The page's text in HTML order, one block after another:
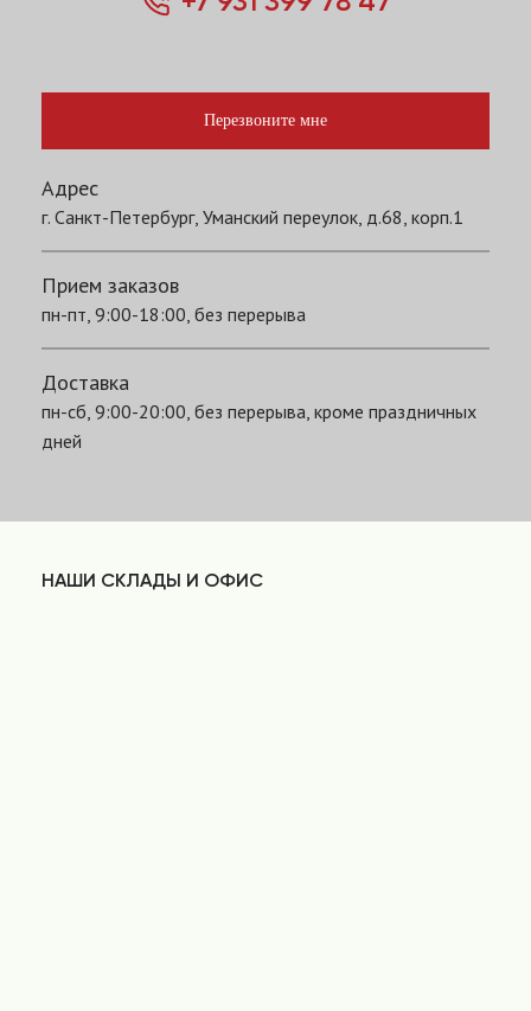
Перезвоните мне
Адрес
г. Санкт-Петербург, Уманский переулок, д.68, корп.1
Прием заказов
пн-пт, 9:00-18:00, без перерыва
Доставка
пн-сб, 9:00-20:00, без перерыва, кроме праздничных
дней
НАШИ СКЛАДЫ И ОФИС